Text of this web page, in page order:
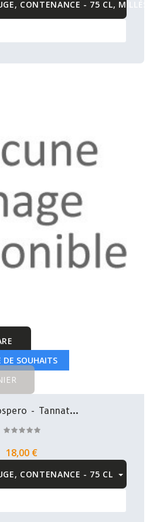
CONTENANCE - 75 CL,
DE SOUHAITS
- Tannat...
18,00 €
CONTENANCE - 75 CL